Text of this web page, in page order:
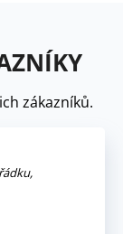
zákazníků.